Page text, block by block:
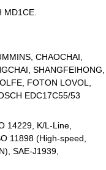
MD1CE.
CHAOCHAI,
SHANGFEIHONG,
FOTON LOVOL,
EDC17C55/53
14229, K/L‑Line,
11898 (High‑speed,
SAE‑J1939,